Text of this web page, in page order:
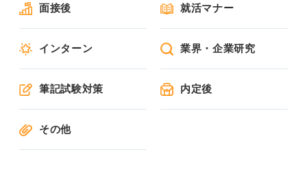
面接後 就活マナー
インターン 業界・企業研究
筆記試験対策 内定後
その他